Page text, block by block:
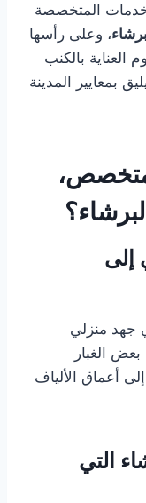
المتخصصة
، وعلى رأسها
العناية بالكنب
بمعايير المدينة
إلى
جهد منزلي
الغبار
أعماق الألياف
التي